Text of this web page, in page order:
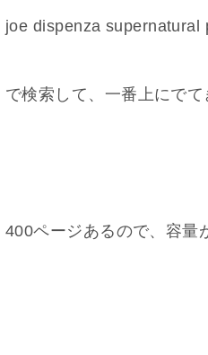
joe dispenza supernatural
で検索して、一番上にでて
400ページあるので、容量